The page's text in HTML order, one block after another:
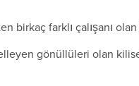
birkaç farklı çalışanı
gönüllüleri olan